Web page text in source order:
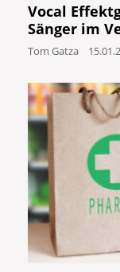
Vocal
Sänger im
Tom Gatza